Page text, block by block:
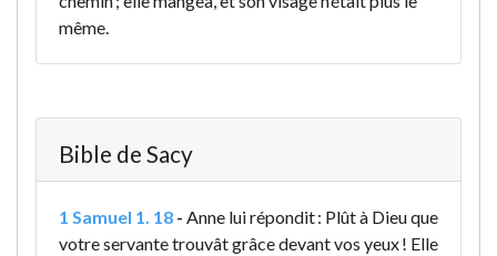
même.
Bible de Sacy
1 Samuel 1. 18 - Anne lui répondit : Plût à Dieu que
votre servante trouvât grâce devant vos yeux ! Elle